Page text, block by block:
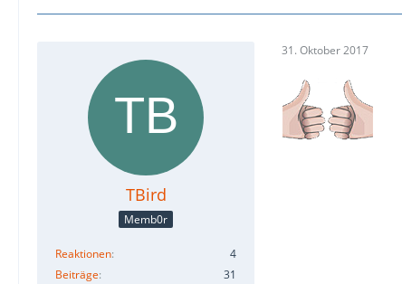
TBird
Memb0r
Reaktionen
4
Beiträge
31
31. Oktober 2017